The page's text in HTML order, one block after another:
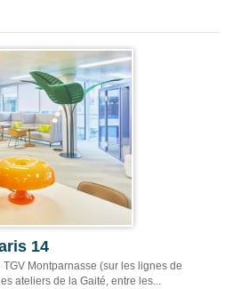
14
Montparnasse (sur les lignes de
ateliers de la Gaité, entre les...